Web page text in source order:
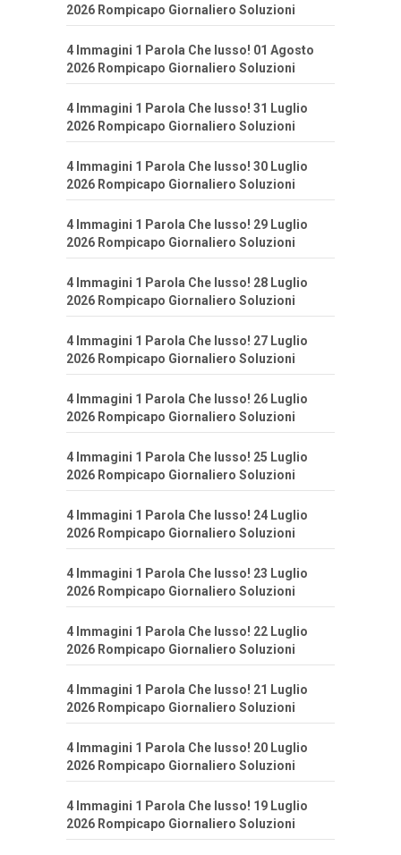
2026 Rompicapo Giornaliero Soluzioni
4 Immagini 1 Parola Che lusso! 01 Agosto
2026 Rompicapo Giornaliero Soluzioni
4 Immagini 1 Parola Che lusso! 31 Luglio
2026 Rompicapo Giornaliero Soluzioni
4 Immagini 1 Parola Che lusso! 30 Luglio
2026 Rompicapo Giornaliero Soluzioni
4 Immagini 1 Parola Che lusso! 29 Luglio
2026 Rompicapo Giornaliero Soluzioni
4 Immagini 1 Parola Che lusso! 28 Luglio
2026 Rompicapo Giornaliero Soluzioni
4 Immagini 1 Parola Che lusso! 27 Luglio
2026 Rompicapo Giornaliero Soluzioni
4 Immagini 1 Parola Che lusso! 26 Luglio
2026 Rompicapo Giornaliero Soluzioni
4 Immagini 1 Parola Che lusso! 25 Luglio
2026 Rompicapo Giornaliero Soluzioni
4 Immagini 1 Parola Che lusso! 24 Luglio
2026 Rompicapo Giornaliero Soluzioni
4 Immagini 1 Parola Che lusso! 23 Luglio
2026 Rompicapo Giornaliero Soluzioni
4 Immagini 1 Parola Che lusso! 22 Luglio
2026 Rompicapo Giornaliero Soluzioni
4 Immagini 1 Parola Che lusso! 21 Luglio
2026 Rompicapo Giornaliero Soluzioni
4 Immagini 1 Parola Che lusso! 20 Luglio
2026 Rompicapo Giornaliero Soluzioni
4 Immagini 1 Parola Che lusso! 19 Luglio
2026 Rompicapo Giornaliero Soluzioni